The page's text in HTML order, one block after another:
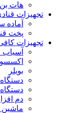
هات
تجهیزات
آماده
پخت
تجهیزات
آسیاب
بویلر
دم
ماشین